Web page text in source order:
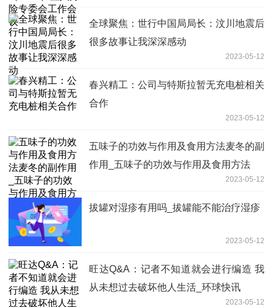
全球聚焦：世行中国局局长：汶川地震后
很多故事让我深深感动
2023-05-12
春兴精工：公司与特斯拉暂无充电桩相关
合作
2023-05-12
五味子的功效与作用及食用方法麦冬的副
作用_五味子的功效与作用及食用方法
2023-05-12
拔罐对湿疹有用吗_拔罐能不能治疗湿疹
2023-05-12
旺达Q&A：记者不知道就会进行编造 我
从未想过去破坏他人生活_环球快讯
2023-05-12